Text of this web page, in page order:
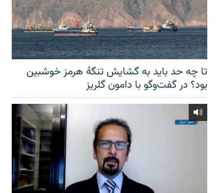
تا چه حد باید به گشایش تنگهٔ هرمز خوشبین
بود؟ در گفت‌وگو با دامون گلریز